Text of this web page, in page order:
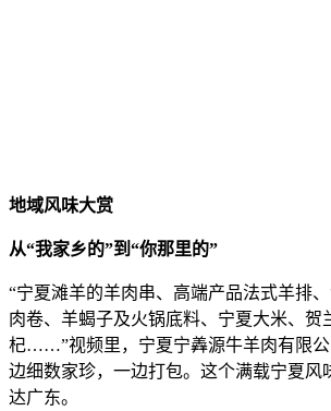
地域风味大赏
从“我家乡的”到“你那里的”
“宁夏滩羊的羊肉串、高端产品法式羊排
肉卷、羊蝎子及火锅底料、宁夏大米、贺
杞……”视频里，宁夏宁羴源牛羊肉有限
边细数家珍，一边打包。这个满载宁夏风
达广东。